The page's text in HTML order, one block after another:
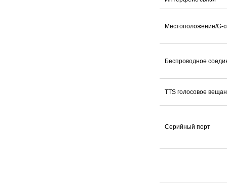
Местоположение/G-
Беспроводное
TTS голосовое
Серийный порт